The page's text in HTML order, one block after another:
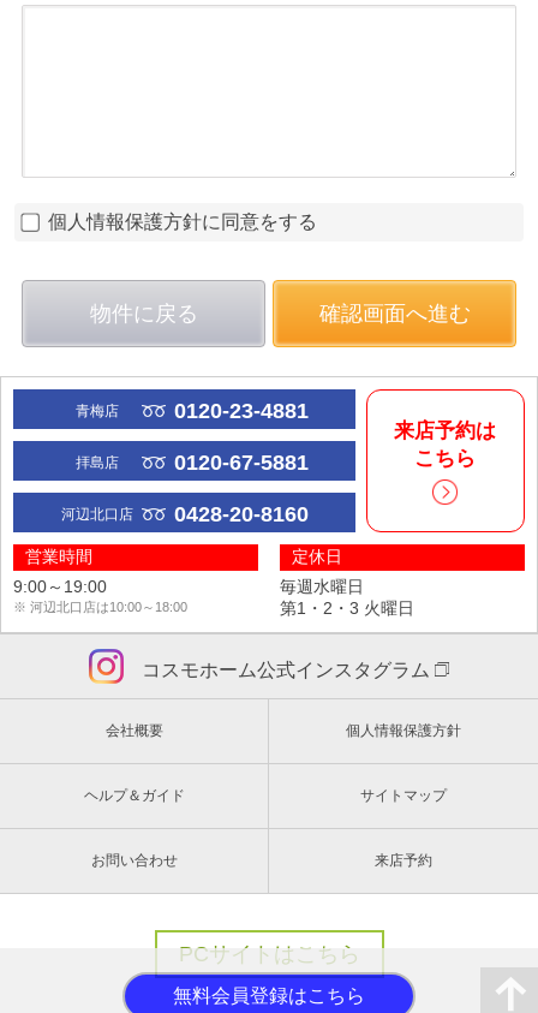
個人情報保護方針に同意をする
物件に戻る 確認画面へ進む
青梅店 0120-23-4881
拝島店 0120-67-5881
河辺北口店 0428-20-8160
来店予約は
こちら
営業時間
9:00～19:00
※ 河辺北口店は10:00～18:00
定休日
毎週水曜日
第1・2・3 火曜日
コスモホーム公式インスタグラム
会社概要 個人情報保護方針
ヘルプ＆ガイド サイトマップ
お問い合わせ 来店予約
PCサイトはこちら